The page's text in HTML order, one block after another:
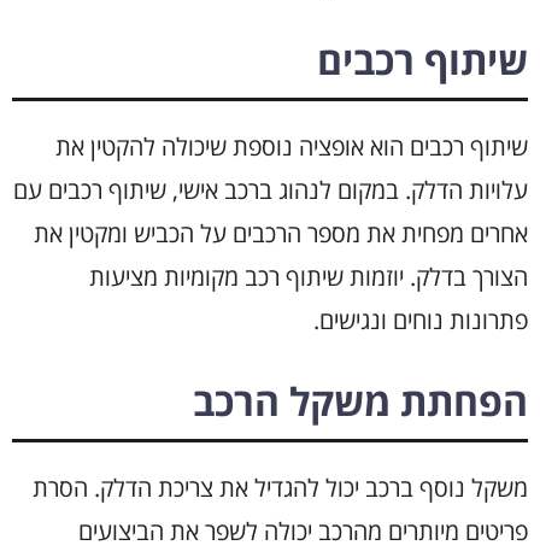
שיתוף רכבים
שיתוף רכבים הוא אופציה נוספת שיכולה להקטין את
עלויות הדלק. במקום לנהוג ברכב אישי, שיתוף רכבים עם
אחרים מפחית את מספר הרכבים על הכביש ומקטין את
הצורך בדלק. יוזמות שיתוף רכב מקומיות מציעות
פתרונות נוחים ונגישים.
הפחתת משקל הרכב
משקל נוסף ברכב יכול להגדיל את צריכת הדלק. הסרת
פריטים מיותרים מהרכב יכולה לשפר את הביצועים